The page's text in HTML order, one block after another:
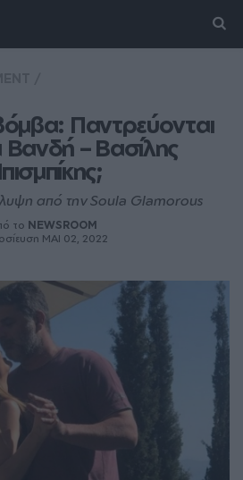
Παντρεύονται
– Βασίλης
από την Soula Glamorous
το NEWSROOM
ΜΑΙ 02, 2022